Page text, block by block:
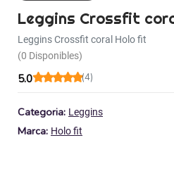
Leggins Crossfit
Leggins Crossfit coral Holo fit
(0 Disponibles)
5.0 (4)
Categoria: Leggins
Marca: Holo fit